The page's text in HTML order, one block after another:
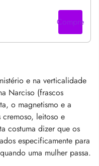
Compre
e na verticalidade
Narciso (frascos
o magnetismo e a
leitoso e
costuma dizer que os
especificamente para
uma mulher passa.